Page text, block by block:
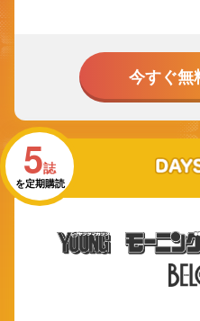
今すぐ無
5誌
を定期購読